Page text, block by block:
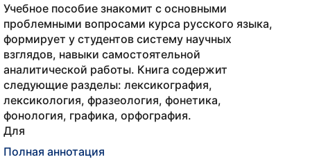
Учебное пособие знакомит с основными
проблемными вопросами курса русского языка,
формирует у студентов систему научных
взглядов, навыки самостоятельной
аналитической работы. Книга содержит
следующие разделы: лексикография,
лексикология, фразеология, фонетика,
фонология, графика, орфография.
Для
Полная аннотация